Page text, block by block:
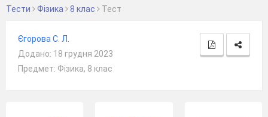
Тести Фізика 8 клас Тест
Єгорова С. Л.
Додано: 18 грудня 2023
Предмет: Фізика, 8 клас